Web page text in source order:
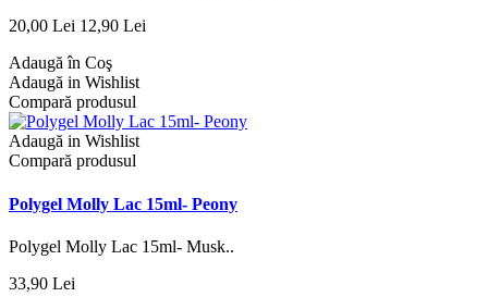
20,00 Lei 12,90 Lei
Adaugă în Coş
Adaugă in Wishlist
Compară produsul
Adaugă in Wishlist
Compară produsul
Polygel Molly Lac 15ml- Peony
Polygel Molly Lac 15ml- Musk..
33,90 Lei